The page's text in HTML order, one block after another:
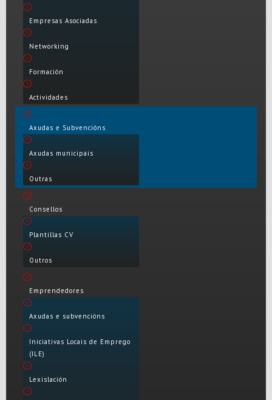
Empresas Asociadas
Networking
Formación
Actividades
Axudas e Subvencións
Axudas municipais
Outras
Consellos
Plantillas CV
Outros
Emprendedores
Axudas e subvencións
Iniciativas Locais de Emprego
(ILE)
Lexislación